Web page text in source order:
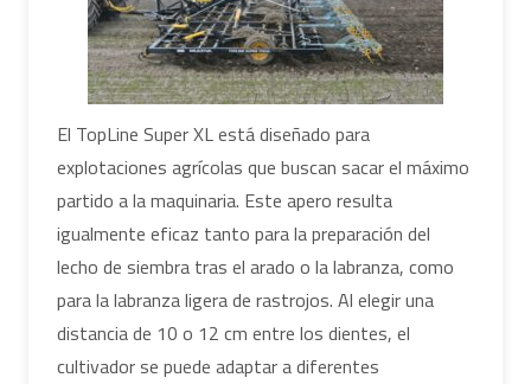
El TopLine Super XL está diseñado para
explotaciones agrícolas que buscan sacar el máximo
partido a la maquinaria. Este apero resulta
igualmente eficaz tanto para la preparación del
lecho de siembra tras el arado o la labranza, como
para la labranza ligera de rastrojos. Al elegir una
distancia de 10 o 12 cm entre los dientes, el
cultivador se puede adaptar a diferentes